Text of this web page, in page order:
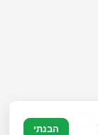
הבנתי